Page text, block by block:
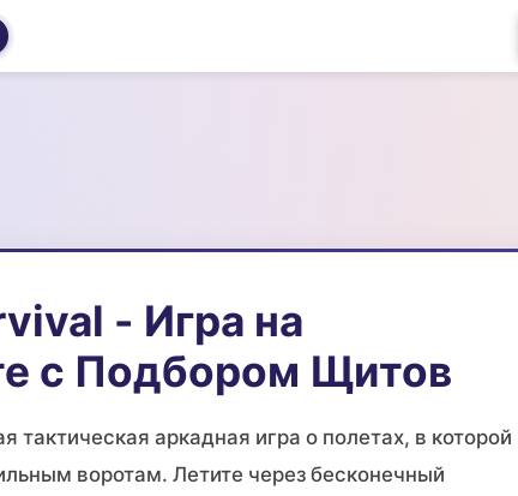
- Игра на
с Подбором Щитов
тактическая аркадная игра о полетах, в которой
воротам. Летите через бесконечный